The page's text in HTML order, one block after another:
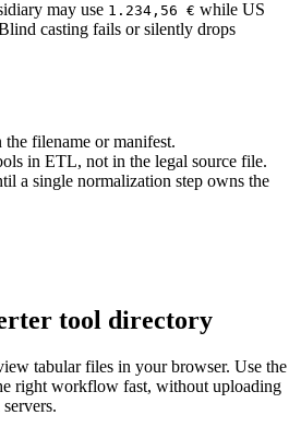
may use 1.234,56 € while US
casting fails or silently drops
the filename or manifest.
in ETL, not in the legal source file.
a single normalization step owns the
tool directory
tabular files in your browser. Use the
right workflow fast, without uploading